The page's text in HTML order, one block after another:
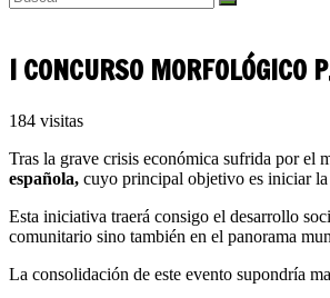
I CONCURSO MORFOLÓGICO
184 visitas
Tras la grave crisis económica sufrida por el
española, cuyo principal objetivo es iniciar
Esta iniciativa traerá consigo el desarrollo
comunitario sino también en el panorama
La consolidación de este evento supondría